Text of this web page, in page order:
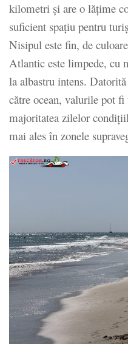
kilometri și are o lățime
suficient spațiu pentru
Nisipul este fin, de
Atlantic este limpede, cu
la albastru intens.
către ocean, valurile pot
majoritatea zilelor
mai ales în zonele